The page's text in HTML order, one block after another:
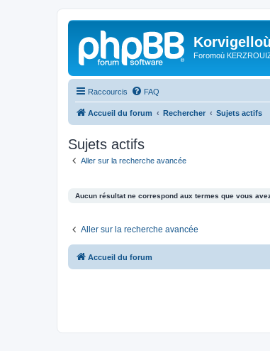
Foromoù
Raccourcis FAQ
Accueil du forum Rechercher Sujets actifs
Sujets actifs
Aller sur la recherche avancée
Aucun résultat ne correspond aux termes que vous
Aller sur la recherche avancée
Accueil du forum